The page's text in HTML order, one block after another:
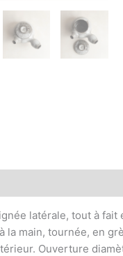
latérale, tout à fait
la main, tournée, en
Ouverture